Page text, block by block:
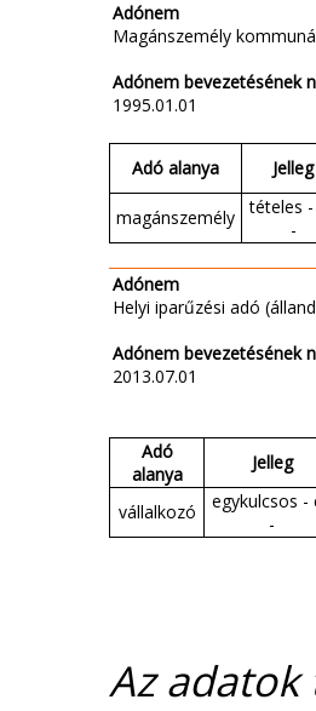
Adónem
Magánszemély
Adónem bevezetésének
1995.01.01
Adó alanya Jelleg
magánszemély
tételes
-
Adónem
Helyi iparűzési adó
Adónem bevezetésének
2013.07.01
Adó
alanya
Jelleg
vállalkozó
egykulcsos -
-
Az